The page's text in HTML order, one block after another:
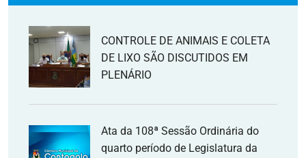
CONTROLE DE ANIMAIS E COLETA
DE LIXO SÃO DISCUTIDOS EM
PLENÁRIO
Ata da 108ª Sessão Ordinária do
quarto período de Legislatura da